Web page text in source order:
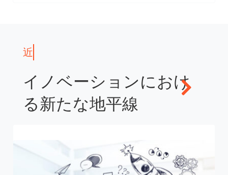
イノベーションにおけ
る新たな地平線